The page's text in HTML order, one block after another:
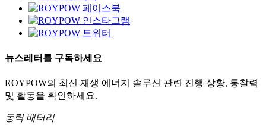
뉴스레터를 구독하세요
ROYPOW의 최신 재생 에너지 솔루션 관련 진행 상황, 통찰력
및 활동을 확인하세요.
동력 배터리